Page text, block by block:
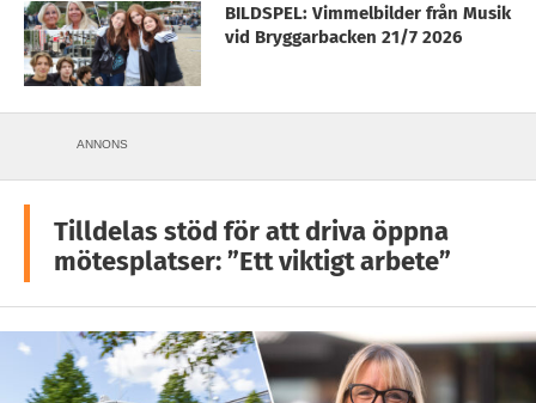
BILDSPEL: Vimmelbilder från Musik
vid Bryggarbacken 21/7 2026
ANNONS
Tilldelas stöd för att driva öppna
mötesplatser: ”Ett viktigt arbete”